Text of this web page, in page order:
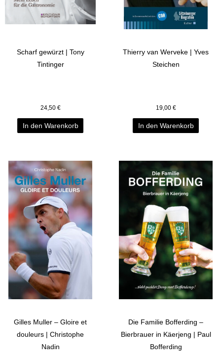
Scharf gewürzt | Tony
Tintinger
24,50 €
In den Warenkorb
Thierry van Werveke | Yves
Steichen
19,00 €
In den Warenkorb
Gilles Muller – Gloire et
douleurs | Christophe
Nadin
Die Familie Bofferding –
Bierbrauer in Käerjeng | Paul
Bofferding